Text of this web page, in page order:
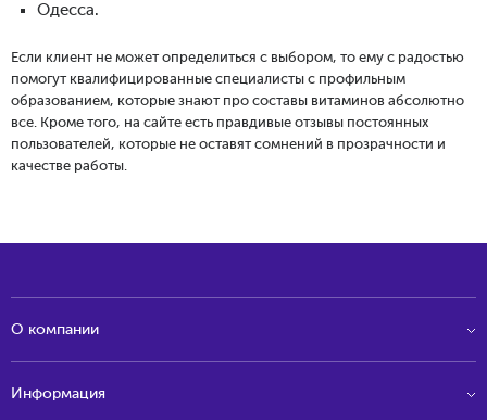
Одесса.
Если клиент не может определиться с выбором, то ему с радостью
помогут квалифицированные специалисты с профильным
образованием, которые знают про составы витаминов абсолютно
все. Кроме того, на сайте есть правдивые отзывы постоянных
пользователей, которые не оставят сомнений в прозрачности и
качестве работы.
О компании
Информация